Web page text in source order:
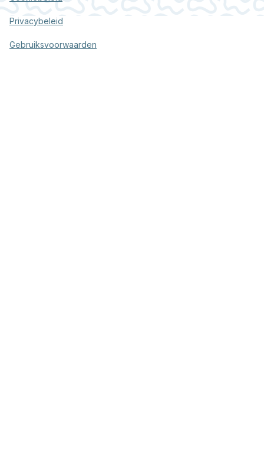
Privacybeleid
Gebruiksvoorwaarden